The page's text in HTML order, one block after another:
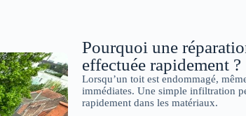
Pourquoi une
effectuée rapidement ?
Lorsqu’un toit est endommagé,
immédiates. Une simple infiltration
rapidement dans les matériaux.